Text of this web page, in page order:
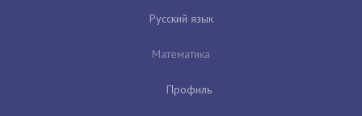
Русский язык
Математика
Профиль